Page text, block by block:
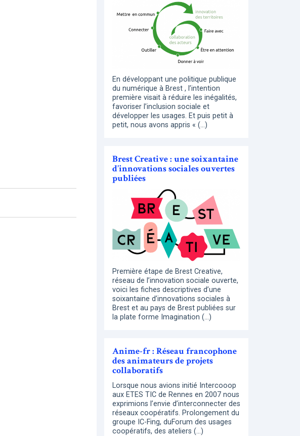
En développant une politique publique
du numérique à Brest , l’intention
première visait à réduire les inégalités,
favoriser l’inclusion sociale et
développer les usages. Et puis petit à
petit, nous avons appris « (…)
Brest Creative : une soixantaine
d’innovations sociales ouvertes
publiées
Première étape de Brest Creative,
réseau de l’innovation sociale ouverte,
voici les fiches descriptives d’une
soixantaine d’innovations sociales à
Brest et au pays de Brest publiées sur
la plate forme Imagination (…)
Anime-fr : Réseau francophone
des animateurs de projets
collaboratifs
Lorsque nous avions initié Intercooop
aux ETES TIC de Rennes en 2007 nous
exprimions l’envie d’interconnecter des
réseaux coopératifs. Prolongement du
groupe IC-Fing, duForum des usages
coopératifs, des ateliers (…)